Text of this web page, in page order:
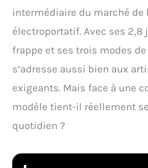
intermédiaire du marché de
électroportatif. Avec ses 2,8
frappe et ses trois modes
s’adresse aussi bien aux
exigeants. Mais face à une
modèle tient-il réellement
quotidien ?